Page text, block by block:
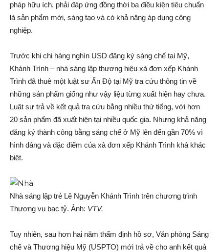
pháp hữu ích, phải đáp ứng đồng thời ba điều kiện tiêu chuẩn
là sản phẩm mới, sáng tạo và có khả năng áp dụng công
nghiệp.
Trước khi chi hàng nghìn USD đăng ký sáng chế tại Mỹ,
Khánh Trình – nhà sáng lập thương hiệu xà đơn xếp Khánh
Trình đã thuê một luật sư Ấn Độ tại Mỹ tra cứu thông tin về
những sản phẩm giống như vậy liệu từng xuất hiện hay chưa.
Luật sư trả về kết quả tra cứu bằng nhiều thứ tiếng, với hơn
20 sản phẩm đã xuất hiện tại nhiều quốc gia. Nhưng khả năng
đăng ký thành công bằng sáng chế ở Mỹ lên đến gần 70% vì
hình dáng và đặc điểm của xà đơn xếp Khánh Trình khá khác
biệt.
Nhà sáng lập trẻ Lê Nguyễn Khánh Trình trên chương trình
Thương vụ bạc tỷ. Ảnh: VTV.
Tuy nhiên, sau hơn hai năm thẩm định hồ sơ, Văn phòng Sáng
chế và Thương hiệu Mỹ (USPTO) mới trả về cho anh kết quả